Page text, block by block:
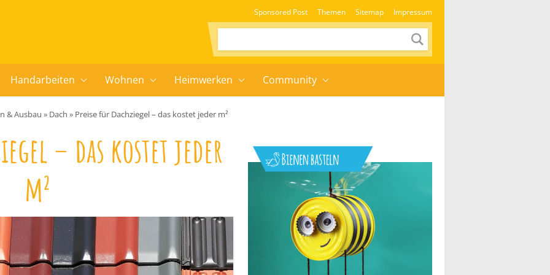
Sponsored Post Themen Sitemap Impressum
Handarbeiten Wohnen Heimwerken Community
& Ausbau » Dach » Preise für Dachziegel – das kostet jeder m²
– das kostet jeder
m²